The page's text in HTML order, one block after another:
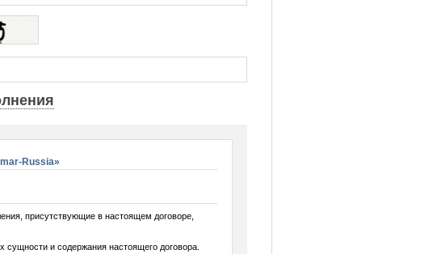
Russia»
присутствующие в настоящем договоре,
и содержания настоящего договора.